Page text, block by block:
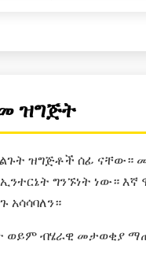
ዝግጅት
ዝግጅቶች ሰፊ ናቸው።
ግንኙነት ነው። እኛ
አሳሳባለን።
ወይም ብሄራዊ መታወቂያ